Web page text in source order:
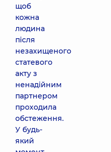
щоб
кожна
людина
після
незахищеного
статевого
акту з
ненадійним
партнером
проходила
обстеження.
У будь-
який